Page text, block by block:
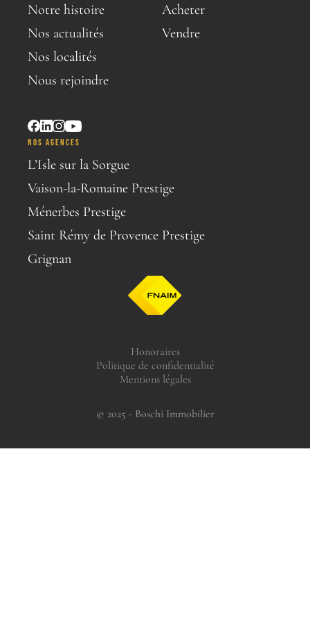
Notre histoire
Nos actualités
Nos localités
Nous rejoindre
Acheter
Vendre
NOS AGENCES
L’Isle sur la Sorgue
Vaison-la-Romaine Prestige
Ménerbes Prestige
Saint Rémy de Provence Prestige
Grignan
Honoraires
Politique de confidentialité
Mentions légales
© 2025 - Boschi Immobilier